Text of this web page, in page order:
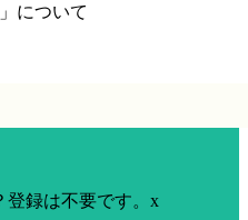
について
録は不要です。 x